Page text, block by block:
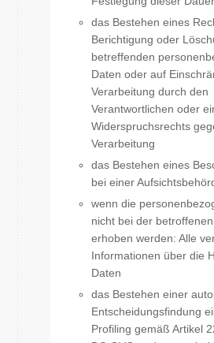
das Bestehen eines
Berichtigung oder
betreffenden
Daten oder auf
Verarbeitung durch den
Verantwortlichen oder
Widerspruchsrechts
Verarbeitung
das Bestehen eines
bei einer
wenn die
nicht bei der
erhoben werden: Alle
Informationen über die
Daten
das Bestehen einer
Entscheidungsfindung
Profiling gemäß Artikel